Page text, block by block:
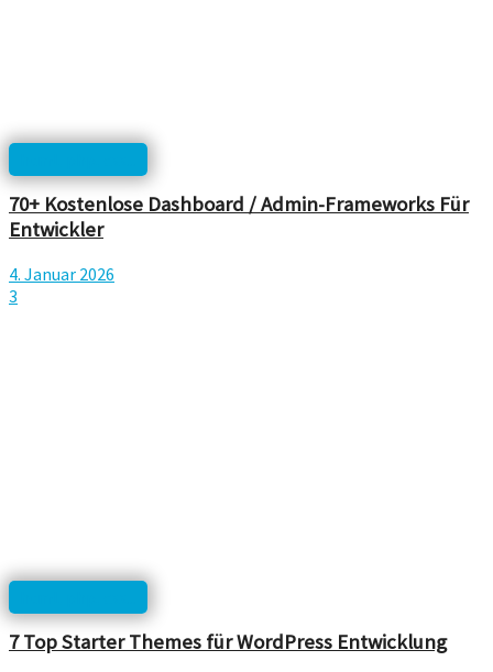
70+ Kostenlose Dashboard / Admin-Frameworks Für
Entwickler
4. Januar 2026
3
7 Top Starter Themes für WordPress Entwicklung